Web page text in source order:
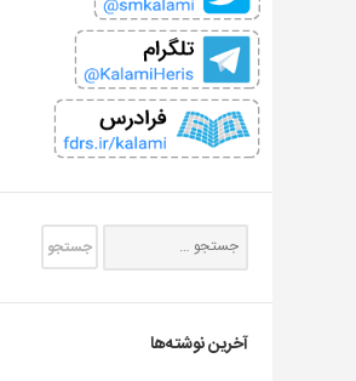
آخرین نوشته‌ها